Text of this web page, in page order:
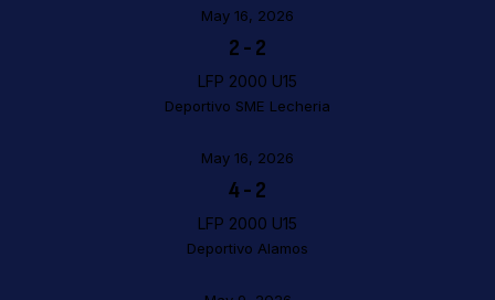
May 16, 2026
2-2
LFP 2000 U15
Deportivo SME Lecheria
May 16, 2026
4-2
LFP 2000 U15
Deportivo Alamos